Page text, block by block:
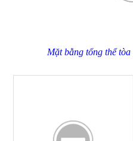
Mặt bằng tổng thể tòa